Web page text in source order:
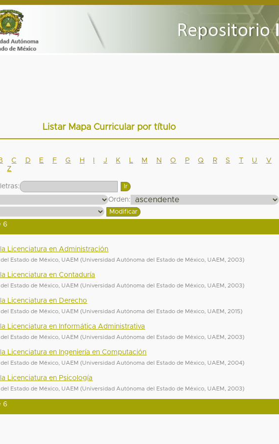
Listar Mapa Curricular por título
C D E F G H J K M N O P Q R S T U
V
Z
Orden:
6
Licenciatura en Administración
Estado de México, UAEM (Universidad Autónoma del Estado de México, UAEM 2003)
Licenciatura en Contaduría
Estado de México, UAEM (Universidad Autónoma del Estado de México, UAEM 2003)
Licenciatura en Derecho
Estado de México, UAEM (Universidad Autónoma del Estado de México, UAEM 2015)
Licenciatura en Informática Administrativa
Estado de México, UAEM (Universidad Autónoma del Estado de México, UAEM 2003)
Licenciatura en Ingeniería en Computación
Estado de México, UAEM (Universidad Autónoma del Estado de México, UAEM 2004)
Licenciatura en Psicología
Estado de México, UAEM (Universidad Autónoma del Estado de México, UAEM 2003)
6